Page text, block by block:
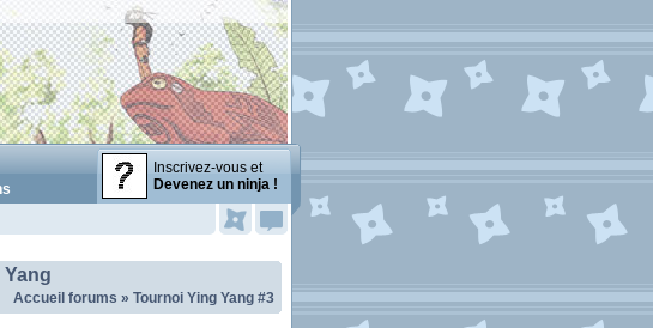
Inscrivez-vous et
Devenez un ninja !
Accueil forums » Tournoi Ying Yang #3